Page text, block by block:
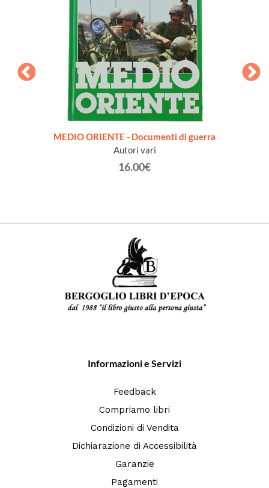
MEDIO ORIENTE - Documenti di guerra
Autori vari
16.00€
Informazioni e Servizi
Feedback
Compriamo libri
Condizioni di Vendita
Dichiarazione di Accessibilità
Garanzie
Pagamenti